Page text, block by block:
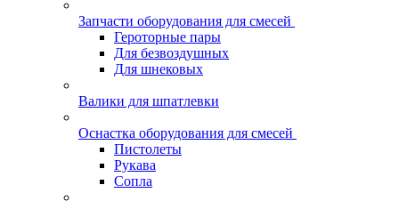
Запчасти оборудования для смесей
Героторные пары
Для безвоздушных
Для шнековых
Валики для шпатлевки
Оснастка оборудования для смесей
Пистолеты
Рукава
Сопла